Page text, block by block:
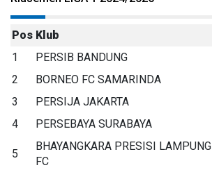
Pos Klub
1
PERSIB BANDUNG
2
BORNEO FC SAMARINDA
3
PERSIJA JAKARTA
4
PERSEBAYA SURABAYA
5
BHAYANGKARA PRESISI LAMPUNG
FC